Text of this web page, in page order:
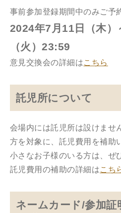
事前参加登録期間中のみご予
2024年7月11日（木）
（火）23:59
意見交換会の詳細はこちら
託児所について
会場内には託児所は設けませ
方を対象に、託児費用を補助
小さなお子様のいる方は、ぜ
託児費用の補助の詳細はこち
ネームカード/参加証